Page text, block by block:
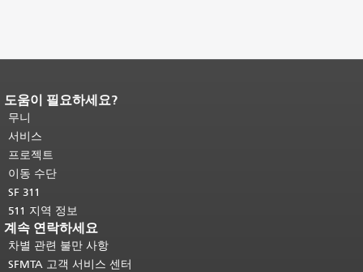
페이지 내용 끝입니다.이 페이지의 나
머지 내용은 모든 페이지에 반복됩니
다.메인 콘텐츠 상단으로 돌아가려면
여기를 클릭하십시오
도움이 필요하세요?
무니
서비스
프로젝트
이동 수단
SF 311
511 지역 정보
계속 연락하세요
차별 관련 불만 사항
SFMTA 고객 서비스 센터